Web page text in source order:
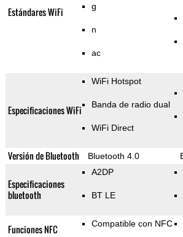
Estándares WiFi g
n
ac
Especificaciones WiFi
WiFi Hotspot
Banda de radio dual
WiFi Direct
Versión de Bluetooth Bluetooth 4.0
Especificaciones
bluetooth
A2DP
BT LE
Funciones NFC Compatible con NFC